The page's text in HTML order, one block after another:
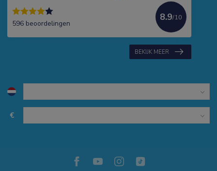
596 beoordelingen
8.9/10
BEKIJK MEER
€